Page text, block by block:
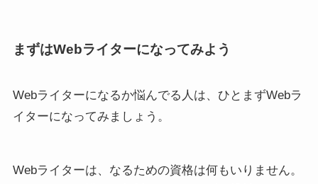
まずはWebライターになってみよう
Webライターになるか悩んでる人は、ひとまずWebラ
イターになってみましょう。
Webライターは、なるための資格は何もいりません。